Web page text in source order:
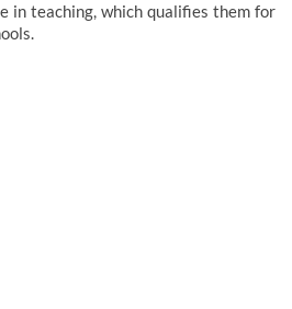
in teaching, which qualifies them for